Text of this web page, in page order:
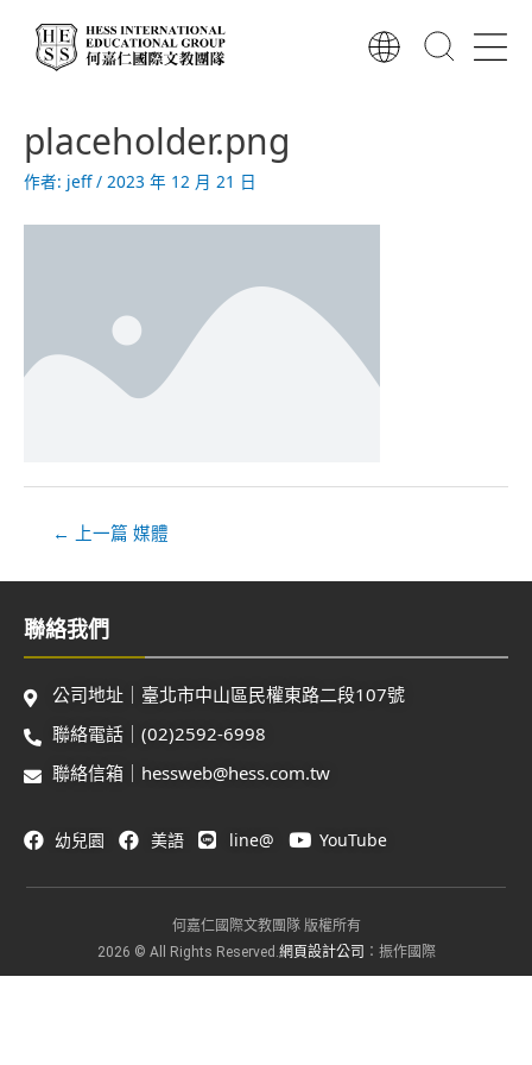
placeholder.png
作者: jeff/ 2023 年 12 月 21 日
章
導
覽
← 上一篇 媒體
聯絡我們
公司地址｜臺北市中山區民權東路二段107號
聯絡電話｜(02)2592-6998
聯絡信箱｜hessweb@hess.com.tw
幼兒園 美語 line@ YouTube
何嘉仁國際文教團隊 版權所有
2026 © All Rights Reserved. 網頁設計公司 ：振作國際